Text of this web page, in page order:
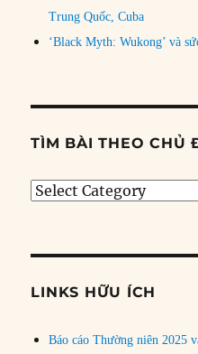
Trung Quốc, Cuba
‘Black Myth: Wukong’ và
TÌM BÀI THEO CHỦ
Tìm
đề
LINKS HỮU ÍCH
Báo cáo Thường niên 2025